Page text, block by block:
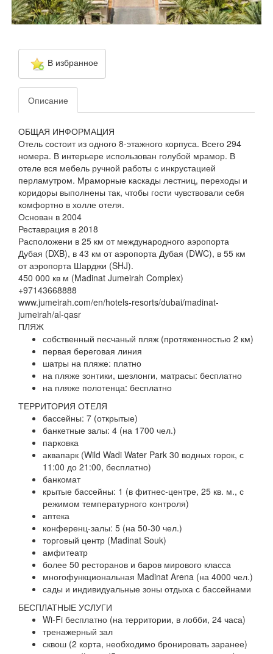
В избранное
Описание
ОБЩАЯ ИНФОРМАЦИЯ
Отель состоит из одного 8-этажного корпуса. Всего 294
номера. В интерьере использован голубой мрамор. В
отеле вся мебель ручной работы с инкрустацией
перламутром. Мраморные каскады лестниц, переходы и
коридоры выполнены так, чтобы гости чувствовали себя
комфортно в холле отеля.
Основан в 2004
Реставрация в 2018
Расположени в 25 км от международного аэропорта
Дубая (DXB), в 43 км от аэропорта Дубая (DWC), в 55 км
от аэропорта Шарджи (SHJ).
450 000 кв м (Madinat Jumeirah Complex)
+97143668888
www.jumeirah.com/en/hotels-resorts/dubai/madinat-
jumeirah/al-qasr
ПЛЯЖ
собственный песчаный пляж (протяженностью 2 км)
первая береговая линия
шатры на пляже: платно
на пляже зонтики, шезлонги, матрасы: бесплатно
на пляже полотенца: бесплатно
ТЕРРИТОРИЯ ОТЕЛЯ
бассейны: 7 (открытые)
банкетные залы: 4 (на 1700 чел.)
парковка
аквапарк (Wild Wadi Water Park 30 водных горок, с
11:00 до 21:00, бесплатно)
банкомат
крытые бассейны: 1 (в фитнес-центре, 25 кв. м., с
режимом температурного контроля)
аптека
конференц-залы: 5 (на 50-30 чел.)
торговый центр (Madinat Souk)
амфитеатр
более 50 ресторанов и баров мирового класса
многофункциональная Madinat Arena (на 4000 чел.)
сады и индивидуальные зоны отдыха с бассейнами
БЕСПЛАТНЫЕ УСЛУГИ
Wi-Fi бесплатно (на территории, в лобби, 24 часа)
тренажерный зал
сквош (2 корта, необходимо бронировать заранее)